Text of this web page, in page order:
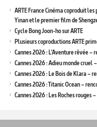
ARTE France Cinéma coproduit
Yinan et le premier film de
Cycle Bong Joon-ho sur ARTE
Plusieurs coproductions ARTE
Cannes 2026 : L’Aventure rêvée –
Cannes 2026 : Adieu monde cruel
Cannes 2026 : Le Bois de Klara –
Cannes 2026 : Titanic Ocean –
Cannes 2026 : Les Roches rouges